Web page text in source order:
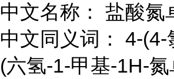
中文名称： 盐酸氮
中文同义词： 4-(4-
(六氢-1-甲基-1H-氮